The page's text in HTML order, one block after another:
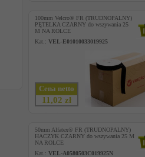
100mm Velcro® FR (TRUDNOPALNY)
PĘTELKA CZARNY do wszywania 25
M NA ROLCE
Kat.: VEL-E01010033019925
Cena netto
11,02 zł
50mm Alfatex® FR (TRUDNOPALNY)
HACZYK CZARNY do wszywania 25 M
NA ROLCE
Kat.: VEL-A0580503C019925N